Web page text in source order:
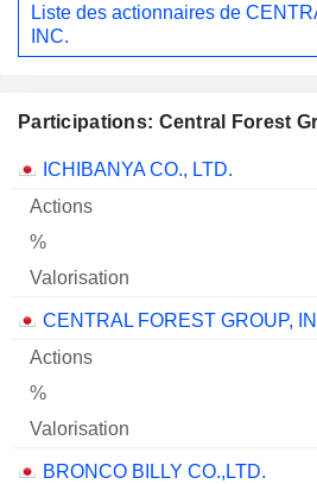
Liste des actionnaires de
INC.
Participations: Central Forest
Nom Actions % Valorisation
ICHIBANYA CO., LTD.
CENTRAL FOREST GROUP,
BRONCO BILLY CO.,LTD.